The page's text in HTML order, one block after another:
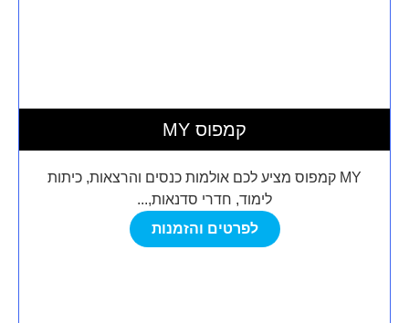
MY קמפוס
MY קמפוס מציע לכם אולמות כנסים והרצאות, כיתות
לימוד, חדרי סדנאות,...
לפרטים והזמנות